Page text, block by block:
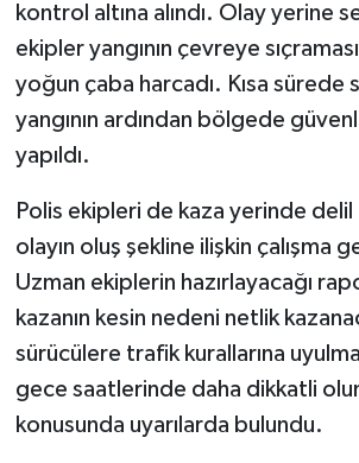
kontrol altına alındı. Olay yerine
ekipler yangının çevreye
yoğun çaba harcadı. Kısa sürede
yangının ardından bölgede
yapıldı.
Polis ekipleri de kaza yerinde
olayın oluş şekline ilişkin çalışma
Uzman ekiplerin hazırlayacağı
kazanın kesin nedeni netlik
sürücülere trafik kurallarına
gece saatlerinde daha dikkatli
konusunda uyarılarda bulundu.